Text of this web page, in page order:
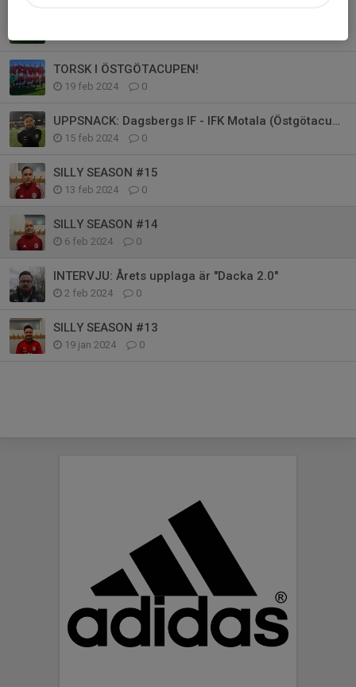
TORSK I ÖSTGÖTACUPEN!
19 feb 2024 0
UPPSNACK: Dagsbergs IF - IFK Motala (Östgötacupen)
15 feb 2024 0
SILLY SEASON #15
13 feb 2024 0
SILLY SEASON #14
6 feb 2024 0
INTERVJU: Årets upplaga är "Dacka 2.0"
2 feb 2024 0
SILLY SEASON #13
19 jan 2024 0